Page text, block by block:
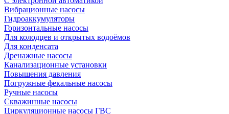
Вибрационные насосы
Гидроаккумуляторы
Горизонтальные насосы
Для колодцев и открытых водоёмов
Для конденсата
Дренажные насосы
Канализационные установки
Повышения давления
Погружные фекальные насосы
Ручные насосы
Скважинные насосы
Циркуляционные насосы ГВС